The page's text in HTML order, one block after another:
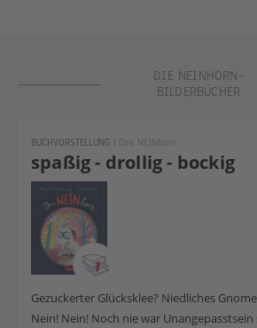
DIE NEINHORN-
BILDERBÜCHER
spaßig - drollig - bockig
BUCHVORSTELLUNG | Das NEINhorn
Gezuckerter Glücksklee? Niedliches
Nein! Nein! Noch nie war Unangepasstsein